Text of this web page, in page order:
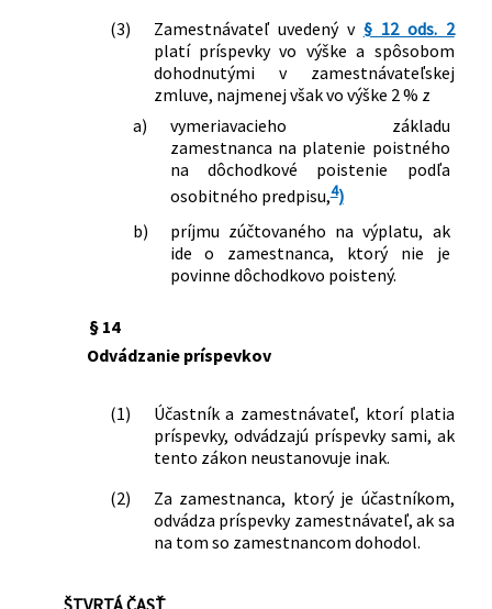
(3)
Zamestnávateľ uvedený v § 12 ods. 2
platí príspevky vo výške a spôsobom
dohodnutými v zamestnávateľskej
zmluve, najmenej však vo výške 2 % z
a)
vymeriavacieho základu
zamestnanca na platenie poistného
na dôchodkové poistenie podľa
osobitného predpisu,4)
b)
príjmu zúčtovaného na výplatu, ak
ide o zamestnanca, ktorý nie je
povinne dôchodkovo poistený.
§ 14
Odvádzanie príspevkov
(1)
Účastník a zamestnávateľ, ktorí platia
príspevky, odvádzajú príspevky sami, ak
tento zákon neustanovuje inak.
(2)
Za zamestnanca, ktorý je účastníkom,
odvádza príspevky zamestnávateľ, ak sa
na tom so zamestnancom dohodol.